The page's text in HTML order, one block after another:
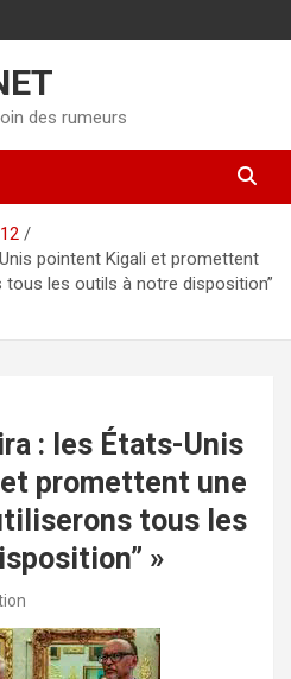
des rumeurs
12
pointent Kigali et promettent
les outils à notre disposition”
: les États-Unis
promettent une
tous les
»